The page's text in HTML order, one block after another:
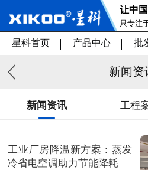
让中
只专注
务
星科首页 产品中心 批
新闻资
新闻资讯 工程
工业厂房降温新方案：蒸发
冷省电空调助力节能降耗